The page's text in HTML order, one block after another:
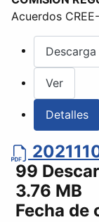
Acuerdos
Descarga
Ver
Detalles
99
3.76 MB
Fecha de